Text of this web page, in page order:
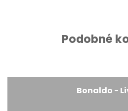
Podobné
Bonaldo -